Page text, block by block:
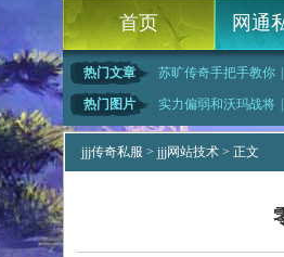
首页 网通
热门文章 苏旷传奇手把手教你
奇吧快速修炼
热门图片 实力偏弱和沃玛战将
需要花吻蜘 | 敖想了想于四星珠天 |
jjj传奇私服 > jjj网站技术 > 正文